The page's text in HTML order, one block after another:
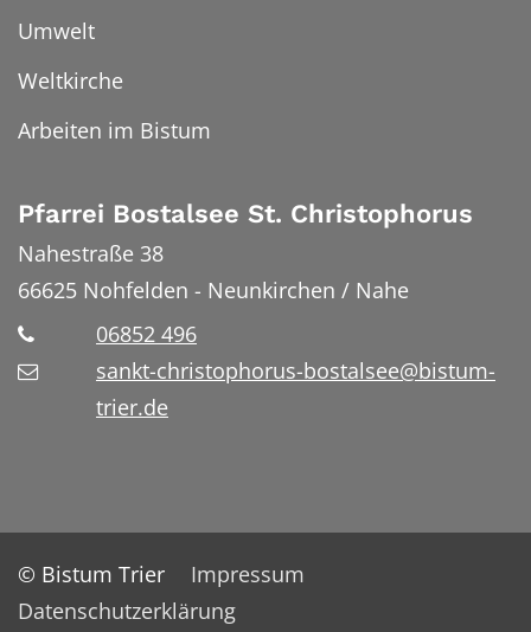
Umwelt
Weltkirche
Arbeiten im Bistum
Pfarrei Bostalsee St. Christophorus
Nahestraße 38
66625 Nohfelden - Neunkirchen / Nahe
06852 496
sankt-christophorus-bostalsee@bistum-
trier.de
© Bistum Trier
Impressum
Datenschutzerklärung